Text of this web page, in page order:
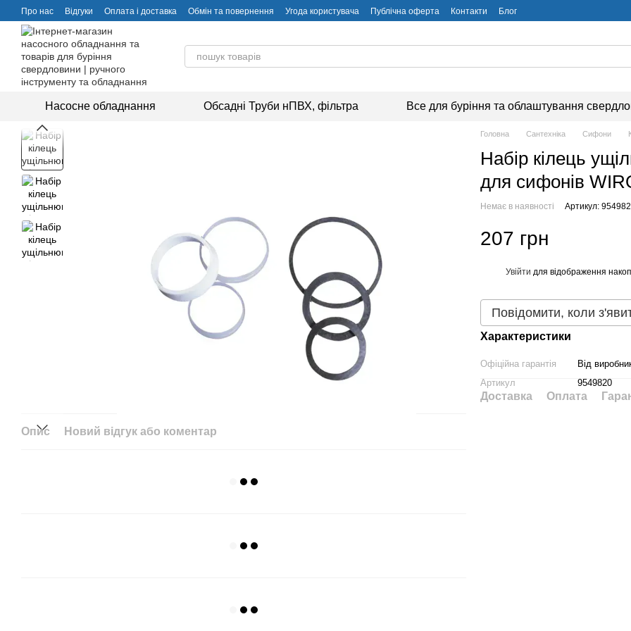
Перейти до основного контенту
Про нас Відгуки Оплата і доставка Обмін та повернення Угода користувача Публічна оферта Контакти Блог
Насосне обладнання Обсадні Труби нПВХ, фільтра Все для буріння та облаштування
Опис Новий відгук або коментар
Головна Сантехніка Сифони
Набір кілець
для сифонів
Немає в наявності Артикул:
207 грн
Увійти для відображення
Повідомити, коли
Характеристики
Офіційна гарантія
Від
Артикул
9549820
Доставка Оплата